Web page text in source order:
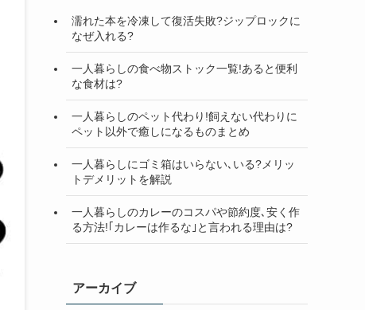
濡れた本を冷凍して復活失敗?ジップロックに
なぜ入れる?
一人暮らしの食べ物ストック一覧!あると便利
な食材は?
一人暮らしのペット代わり!飼えない代わりに
ペット以外で癒しになるものまとめ
一人暮らしにゴミ箱はいらない､いる?メリッ
トデメリットを解説
一人暮らしのカレーのコスパや節約度､安く作
る方法!｢カレーは作るな｣と言われる理由は?
アーカイブ